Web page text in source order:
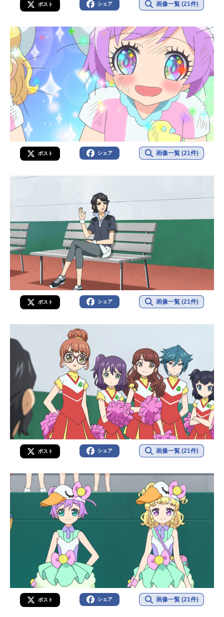
ポスト シェア 画像一覧 (21件)
ポスト シェア 画像一覧 (21件)
ポスト シェア 画像一覧 (21件)
ポスト シェア 画像一覧 (21件)
ポスト シェア 画像一覧 (21件)